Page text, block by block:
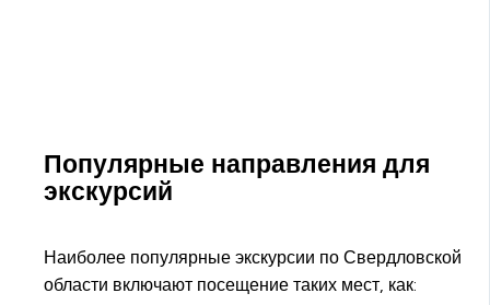
Популярные направления для
экскурсий
Наиболее популярные экскурсии по Свердловской
области включают посещение таких мест, как: